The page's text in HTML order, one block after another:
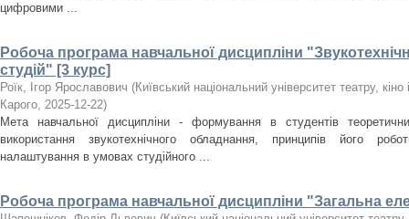
цифровими ...
Робоча програма навчальної дисципліни
студій" [3 курс]
Роїк, Ігор Ярославович (Київський національний університет театру,
Карого, 2025-12-22)
Мета навчальної дисципліни - формування в студентів
використання звукотехнічного обладнання, принципів його
налаштування в умовах студійного ...
Робоча програма навчальної дисципліни "Загальна